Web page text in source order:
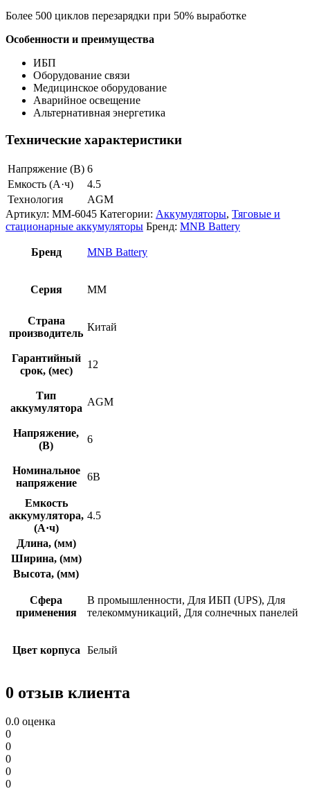
Более 500 циклов перезарядки при 50% выработке
Особенности и преимущества
ИБП
Оборудование связи
Медицинское оборудование
Аварийное освещение
Альтернативная энергетика
Технические характеристики
Напряжение (В) 6
Емкость (А·ч)
4.5
Технология
AGM
Артикул: MM-6045 Категории: Аккумуляторы, Тяговые и
стационарные аккумуляторы Бренд: MNB Battery
Бренд MNB Battery
Серия MM
Страна
производитель
Китай
Гарантийный
срок, (мес)
12
Тип
аккумулятора
AGM
Напряжение,
(В)
6
Номинальное
напряжение
6В
Емкость
аккумулятора,
(А·ч)
4.5
Длина, (мм)
Ширина, (мм)
Высота, (мм)
Сфера
применения
В промышленности, Для ИБП (UPS), Для
телекоммуникаций, Для солнечных панелей
Цвет корпуса Белый
0 отзыв клиента
0.0 оценка
0
0
0
0
0